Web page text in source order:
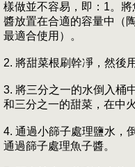
樣做並不容易，即：1。將
醬放置在合適的容量中（
最適合使用）。
2. 將甜菜根刷幹凈，然後
3. 將三分之一的水倒入桶
和三分之一的甜菜，在中
4. 通過小篩子處理鹽水，
通過篩子處理魚子醬。